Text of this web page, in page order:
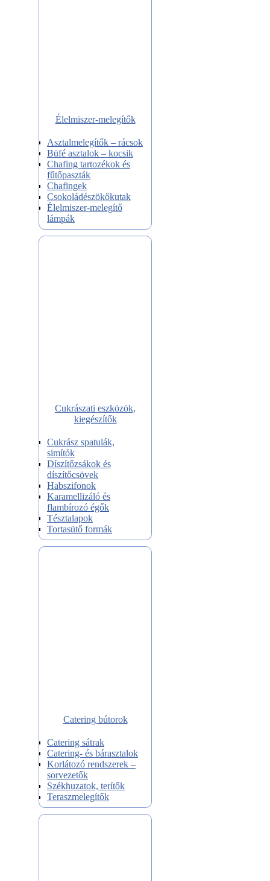
Élelmiszer-melegítők
Asztalmelegítők – rácsok
Büfé asztalok – kocsik
Chafing tartozékok és
fűtőpaszták
Chafingek
Csokoládészökőkutak
Élelmiszer-melegítő
lámpák
Cukrászati eszközök,
kiegészítők
Cukrász spatulák,
simítók
Díszítőzsákok és
díszítőcsövek
Habszifonok
Karamellizáló és
flambírozó égők
Tésztalapok
Tortasütő formák
Catering bútorok
Catering sátrak
Catering- és bárasztalok
Korlátozó rendszerek –
sorvezetők
Székhuzatok, terítők
Teraszmelegítők